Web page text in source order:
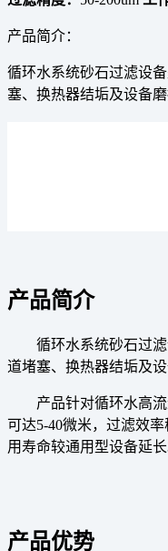
产品简介：
循环水系统砂石过滤设
塞、换热器结垢及设备
产品简介
循环水系统砂石过
道堵塞、换热器结垢及
产品针对循环水高
可达5-40微米，过滤效
用寿命较通用型设备延长
产品优势